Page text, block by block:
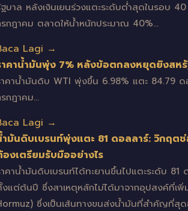
บาล หลังเงินเยนร่วงแตะระดับต่ำสุดในรอบ
กฎาคม ตลาดให้น้ำหนักประมาณ 40%…
Lagi →
าคาน้ำมันพุ่ง 7% หลังข้อตกลงหยุดยิงสห
คาน้ำมันดิบ WTI พุ่งขึ้น 6.98% แตะ 84.79 ด
กฎาคม…
Lagi →
ำมันดิบเบรนท์พุ่งแตะ 81 ดอลลาร์: วิกฤ
งเตรียมรับมืออย่างไร
คาน้ำมันดิบเบรนท์ได้ทะยานขึ้นไปแตะระดับ
แต่ต้นปี ซึ่งสาเหตุหลักไม่ได้มาจากอุปสงค์ที่เ
ซึ่งเป็นเส้นทางขนส่งน้ำมันที่สำคัญที่สุ